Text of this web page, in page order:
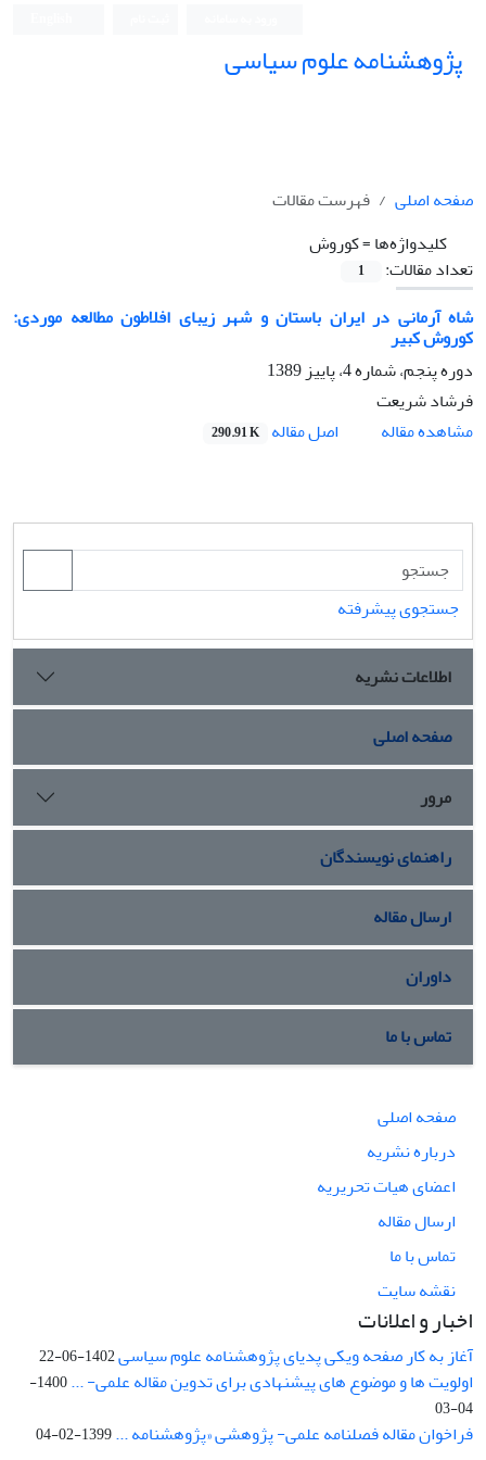
پژوهشنامه علوم سیاسی
صفحه اصلی
فهرست مقالات
کلیدواژه‌ها =کوروش
تعداد مقالات:
1
شاه آرمانی در ایران باستان و شهر زیبای افلاطون مطالعه موردی:
کوروش کبیر
دوره پنجم، شماره 4، پاییز 1389
فرشاد شریعت
مشاهده مقاله
اصل مقاله 290.91 K
جستجوی پیشرفته
اطلاعات نشریه
صفحه اصلی
مرور
راهنمای نویسندگان
ارسال مقاله
داوران
تماس با ما
صفحه اصلی
درباره نشریه
اعضای هیات تحریریه
ارسال مقاله
تماس با ما
نقشه سایت
اخبار و اعلانات
آغاز به کار صفحه ویکی پدیای پژوهشنامه علوم سیاسی1402-06-22
اولویت ها و موضوع های پیشنهادی برای تدوین مقاله علمی- ...
1400-
04-03
فراخوان مقاله فصلنامه علمی- پژوهشی «پژوهشنامه ...1399-02-04